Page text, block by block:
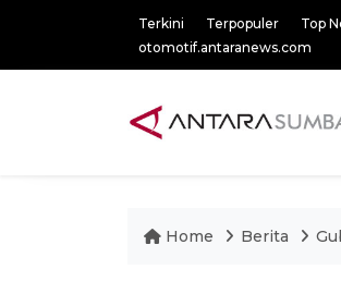
Terkini Terpopuler Top
otomotif.antaranews.com
Home Berita